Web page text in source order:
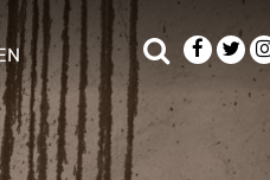
menu
SucheFacebook